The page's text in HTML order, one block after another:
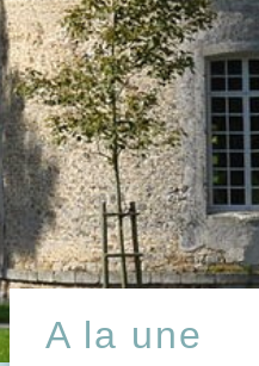
A la une